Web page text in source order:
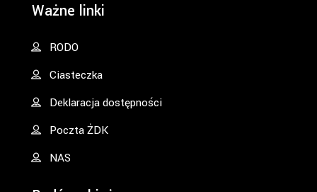
Ważne linki
RODO
Ciasteczka
Deklaracja dostępności
Poczta ŻDK
NAS